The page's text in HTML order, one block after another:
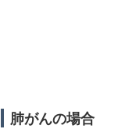
肺がんの場合